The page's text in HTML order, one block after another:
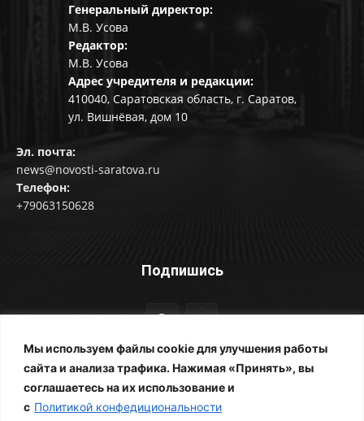
Мы используем файлы cookie для улучшения работы
сайта и анализа трафика. Нажимая «Принять», вы
соглашаетесь на их использование и
с Политикой конфедициональности
Генеральный директор:
М.В. Усова
Редактор:
М.В. Усова
Адрес учредителя и редакции:
410040, Саратовская область, г. Саратов,
ул. Вишнёвая, дом 10
Эл. почта:
news@novosti-saratova.ru
Телефон:
+79063150628
Подпишись
© Новости Саратова 2014-2025